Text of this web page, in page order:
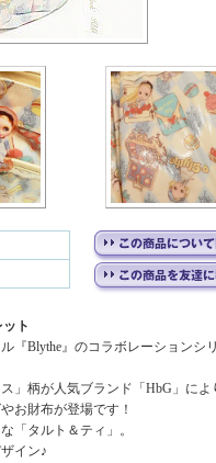
ト
『Blythe』のコラボレーションシ
」柄が人気ブランド「HbG」によ
お財布が登場です！
「タルト＆ティ」。
イン♪